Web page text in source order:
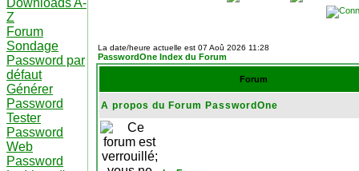
Downloads A-
Z
Forum
Sondage
Password par
défaut
Générer
Password
Tester
Password
Web
Password
La date/heure actuelle est 07 Aoû 2026 11:28
PasswordOne Index du Forum
Forum
A propos du Forum PasswordOne